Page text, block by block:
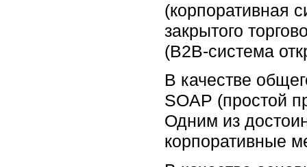
(корпоративная
закрытого
(B2B-система
В качестве
SOAP (простой
Одним из
корпоративные